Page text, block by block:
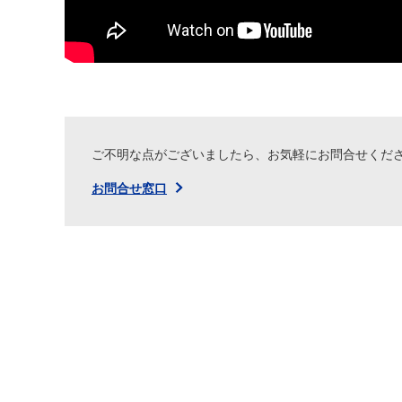
ご不明な点がございましたら、お気軽にお問合せくだ
お問合せ窓口